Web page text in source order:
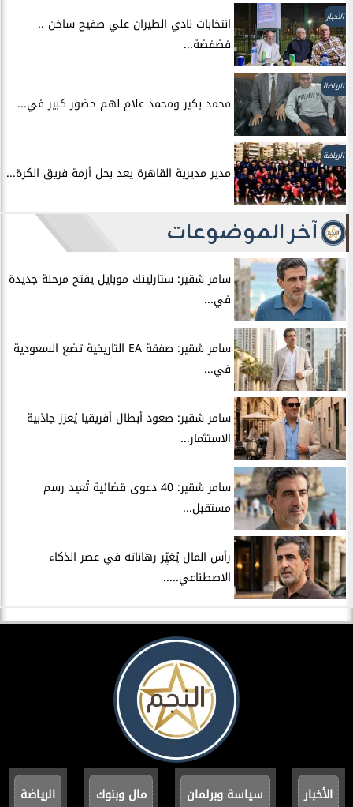
الأخبار
انتخابات نادي الطيران علي صفيح ساخن ..
فضفضة...
الرياضة
محمد بكير ومحمد علام لهم حضور كبير في...
الرياضة
مدير مديرية القاهرة يعد بحل أزمة فريق الكرة...
آخر الموضوعات
سامر شقير: ستارلينك موبايل يفتح مرحلة جديدة
في...
سامر شقير: صفقة EA التاريخية تضع السعودية
في...
سامر شقير: صعود أبطال أفريقيا يُعزز جاذبية
الاستثمار...
سامر شقير: 40 دعوى قضائية تُعيد رسم
مستقبل...
رأس المال يُغيِّر رهاناته في عصر الذكاء
الاصطناعي.....
الأخبار سياسة وبرلمان مال وبنوك الرياضة